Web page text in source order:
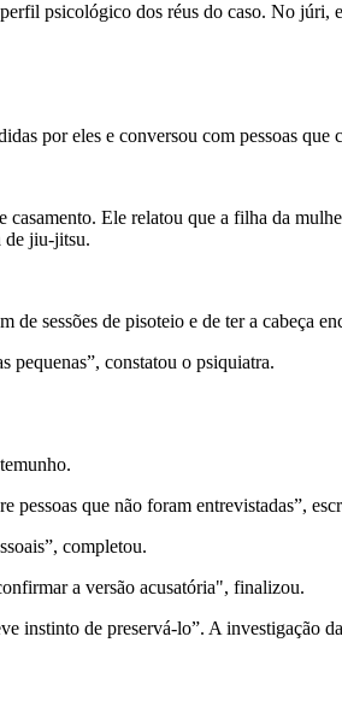
psicológico dos réus do caso. No júri,
por eles e conversou com pessoas que
Ele relatou que a filha da
de jiu-jitsu.
sessões de pisoteio e de ter a cabeça
pequenas”, constatou o psiquiatra.
pessoas que não foram entrevistadas”,
completou.
a versão acusatória", finalizou.
instinto de preservá-lo”. A investigação